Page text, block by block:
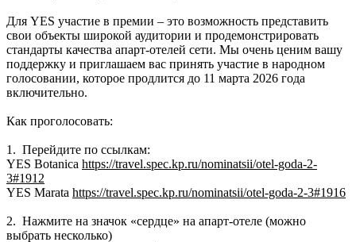
Для YES участие в премии – это возможность представить
свои объекты широкой аудитории и продемонстрировать
стандарты качества апарт-отелей сети. Мы очень ценим вашу
поддержку и приглашаем вас принять участие в народном
голосовании, которое продлится до 11 марта 2026 года
включительно.
Как проголосовать:
1. Перейдите по ссылкам:
YES Botanica https://travel.spec.kp.ru/nominatsii/otel-goda-2-
3#1912
YES Marata https://travel.spec.kp.ru/nominatsii/otel-goda-2-3#1916
2. Нажмите на значок «сердце» на апарт-отеле (можно
выбрать несколько)